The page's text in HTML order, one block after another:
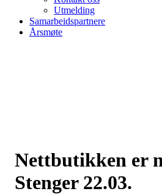
Utmelding
Samarbeidspartnere
Årsmøte
Nettbutikken er
Stenger 22.03.